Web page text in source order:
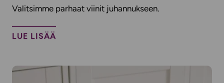
Valitsimme parhaat viinit juhannukseen.
LUE LISÄÄ